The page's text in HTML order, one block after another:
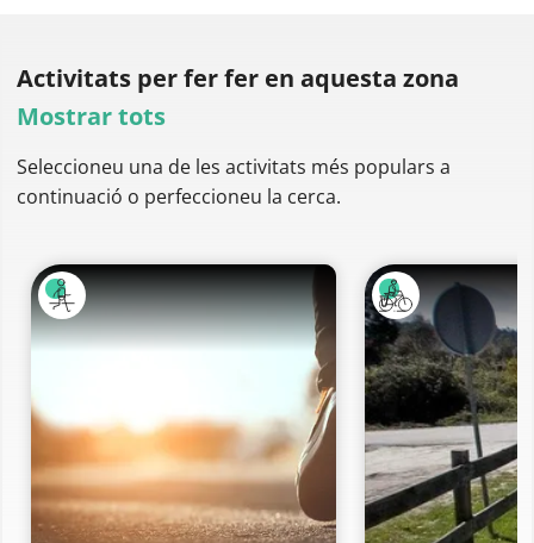
Activitats per ferfer en aquesta zona
Mostrar tots
Seleccioneu una de les activitats més populars a
continuació o perfeccioneu la cerca.